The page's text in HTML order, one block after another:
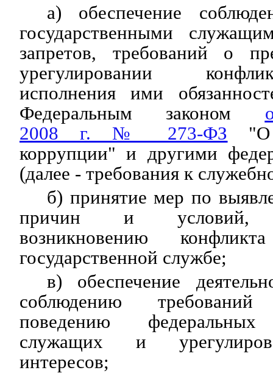
а) обеспечение
государственными
запретов, требований о
урегулировании
исполнения ими
Федеральным законом
2008 г. № 273-ФЗ "О
коррупции" и другими
(далее - требования к
б) принятие мер по
причин и условий,
возникновению
государственной службе;
в) обеспечение
соблюдению
поведению федеральных
служащих и
интересов;